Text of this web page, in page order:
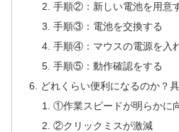
手順②：新しい電池を用意
手順③：電池を交換する
手順④：マウスの電源を入
手順⑤：動作確認をする
どれくらい便利になるのか？
①作業スピードが明らかに
②クリックミスが激減